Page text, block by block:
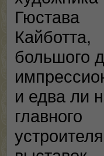
Гюстава
Кайботта,
большого
и едва ли
главного